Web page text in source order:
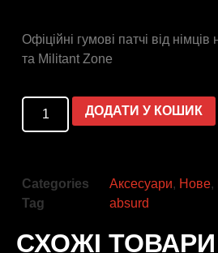
Офіційні гумові патчі від
та Militant Zone
ДОДАТИ У КОШИК
Categories Аксесуари, Нове,
Tag
absurd
СХОЖІ ТОВАРИ